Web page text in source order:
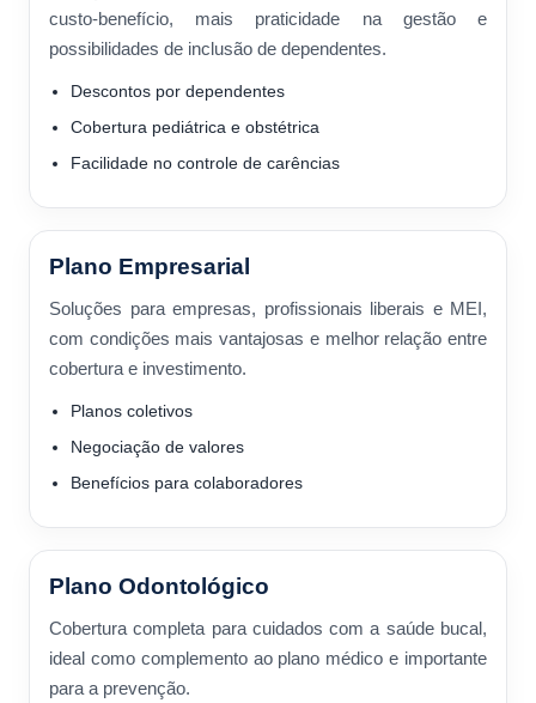
custo-benefício, mais praticidade na gestão e
possibilidades de inclusão de dependentes.
Descontos por dependentes
Cobertura pediátrica e obstétrica
Facilidade no controle de carências
Plano Empresarial
Soluções para empresas, profissionais liberais e MEI,
com condições mais vantajosas e melhor relação entre
cobertura e investimento.
Planos coletivos
Negociação de valores
Benefícios para colaboradores
Plano Odontológico
Cobertura completa para cuidados com a saúde bucal,
ideal como complemento ao plano médico e importante
para a prevenção.